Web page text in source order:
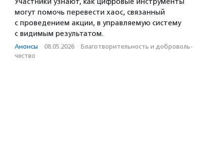
могут помочь перевести хаос, связанный
с проведением акции, в управляемую систему
с видимым результатом.
Анонсы · 08.05.2026 · Благотвори­тель­ность и доброволь­
чест­во